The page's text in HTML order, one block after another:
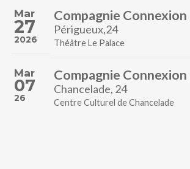
Mar
27
2026
Compagnie Connexion
Périgueux,24
Théâtre Le Palace
Mar
07
26
Compagnie Connexion
Chancelade, 24
Centre Culturel de Chancelade